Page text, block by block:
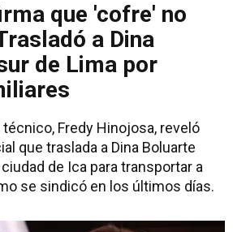
que 'cofre' no
a Dina
de Lima por
Fredy Hinojosa, reveló
que traslada a Dina Boluarte
de Ica para transportar a
se sindicó en los últimos días.